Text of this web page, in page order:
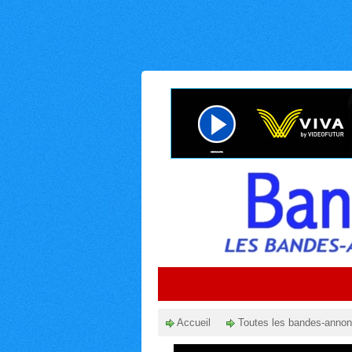
Accueil Toutes les bandes-